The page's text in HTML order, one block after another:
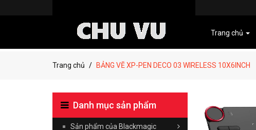
Trang chủ
Trang chủ BẢNG VẼ XP-PEN DECO 03 WIRELESS 10X6INCH
Danh mục sản phẩm
Sản phẩm của Blackmagic